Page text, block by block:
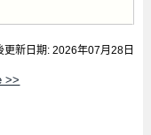
更新日期: 2026年07月28日
>>